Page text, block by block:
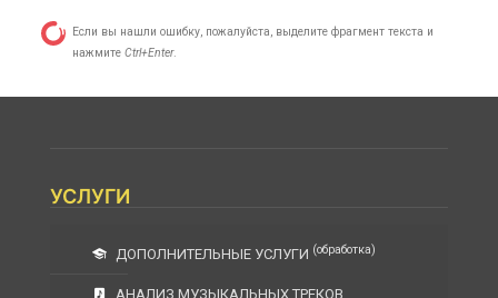
Если вы нашли ошибку, пожалуйста, выделите фрагмент текста и
нажмите Ctrl+Enter.
УСЛУГИ
ДОПОЛНИТЕЛЬНЫЕ УСЛУГИ (обработка)
АНАЛИЗ МУЗЫКАЛЬНЫХ ТРЕКОВ